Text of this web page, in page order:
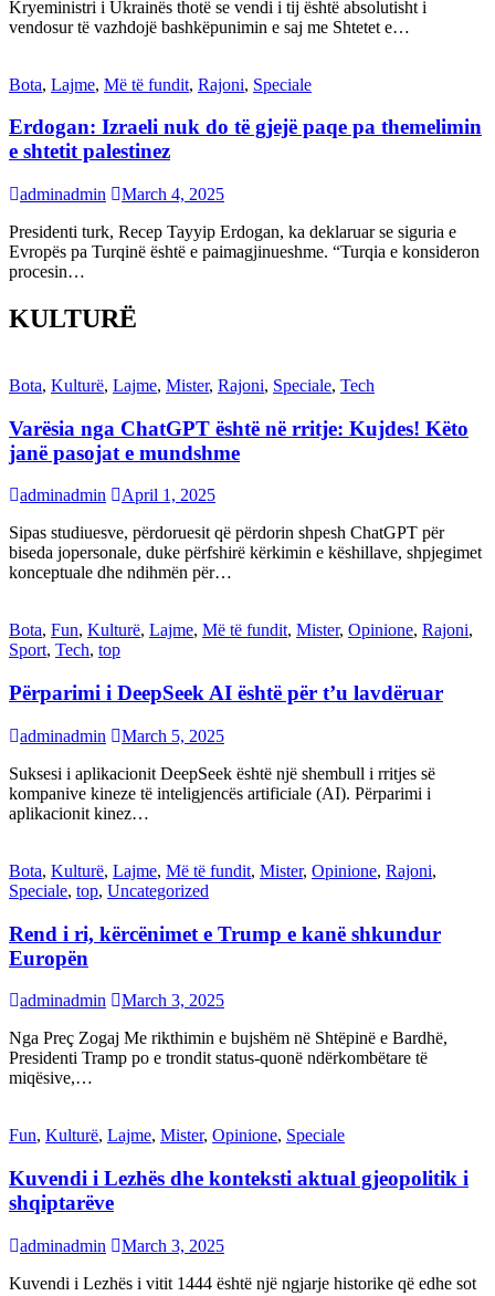
Kryeministri i Ukrainës thotë se vendi i tij është absolutisht i
vendosur të vazhdojë bashkëpunimin e saj me Shtetet e…
Bota, Lajme, Më të fundit, Rajoni, Speciale
Erdogan: Izraeli nuk do të gjejë paqe pa themelimin
e shtetit palestinez
adminadmin
March 4, 2025
Presidenti turk, Recep Tayyip Erdogan, ka deklaruar se siguria e
Evropës pa Turqinë është e paimagjinueshme. “Turqia e konsideron
procesin…
KULTURË
Bota, Kulturë, Lajme, Mister, Rajoni, Speciale, Tech
Varësia nga ChatGPT është në rritje: Kujdes! Këto
janë pasojat e mundshme
adminadmin
April 1, 2025
Sipas studiuesve, përdoruesit që përdorin shpesh ChatGPT për
biseda jopersonale, duke përfshirë kërkimin e këshillave, shpjegimet
konceptuale dhe ndihmën për…
Bota, Fun, Kulturë, Lajme, Më të fundit, Mister, Opinione, Rajoni,
Sport, Tech, top
Përparimi i DeepSeek AI është për t’u lavdëruar
adminadmin
March 5, 2025
Suksesi i aplikacionit DeepSeek është një shembull i rritjes së
kompanive kineze të inteligjencës artificiale (AI). Përparimi i
aplikacionit kinez…
Bota, Kulturë, Lajme, Më të fundit, Mister, Opinione, Rajoni,
Speciale, top, Uncategorized
Rend i ri, kërcënimet e Trump e kanë shkundur
Europën
adminadmin
March 3, 2025
Nga Preç Zogaj Me rikthimin e bujshëm në Shtëpinë e Bardhë,
Presidenti Tramp po e trondit status-quonë ndërkombëtare të
miqësive,…
Fun, Kulturë, Lajme, Mister, Opinione, Speciale
Kuvendi i Lezhës dhe konteksti aktual gjeopolitik i
shqiptarëve
adminadmin
March 3, 2025
Kuvendi i Lezhës i vitit 1444 është një ngjarje historike që edhe sot